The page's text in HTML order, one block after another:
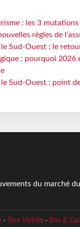
: les 3
règles de
le Sud-Ouest : le
: pourquoi 2026
le Sud-Ouest : point
du marché
· Tour Hebdo· Bus & Car